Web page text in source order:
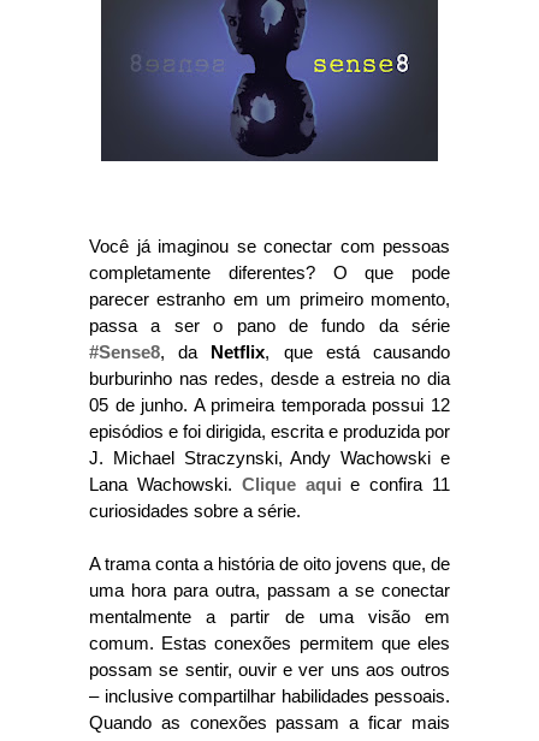
Você já imaginou se conectar com pessoas
completamente diferentes? O que pode
parecer estranho em um primeiro momento,
passa a ser o pano de fundo da série
#Sense8, da Netflix, que está causando
burburinho nas redes, desde a estreia no dia
05 de junho. A primeira temporada possui 12
episódios e foi dirigida, escrita e produzida por
J. Michael Straczynski, Andy Wachowski e
Lana Wachowski. Clique aqui e confira 11
curiosidades sobre a série.
A trama conta a história de oito jovens que, de
uma hora para outra, passam a se conectar
mentalmente a partir de uma visão em
comum. Estas conexões permitem que eles
possam se sentir, ouvir e ver uns aos outros
– inclusive compartilhar habilidades pessoais.
Quando as conexões passam a ficar mais